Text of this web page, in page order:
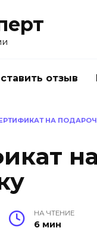
отзыв
НА
НА ЧТЕНИЕ
6 мин